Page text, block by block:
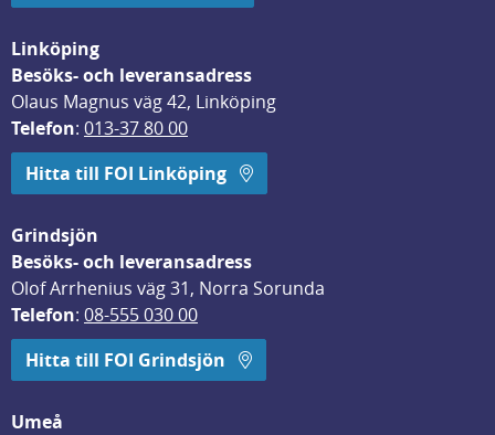
Linköping
Besöks- och leveransadress
Olaus Magnus väg 42, Linköping
Telefon: 013-37 80 00
Hitta till FOI Linköping
Grindsjön
Besöks- och leveransadress
Olof Arrhenius väg 31, Norra Sorunda
Telefon: 08-555 030 00
Hitta till FOI Grindsjön
Umeå